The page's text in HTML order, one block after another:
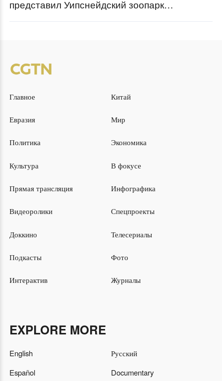
представил Уипснейдский зоопарк
Главное Китай
Евразия Мир
Политика Экономика
Культура В фокусе
Прямая трансляция Инфографика
Видеоролики Спецпроекты
Доккино Телесериалы
Подкасты Фото
Интерактив Журналы
EXPLORE MORE
English
Español
Русский
Documentary